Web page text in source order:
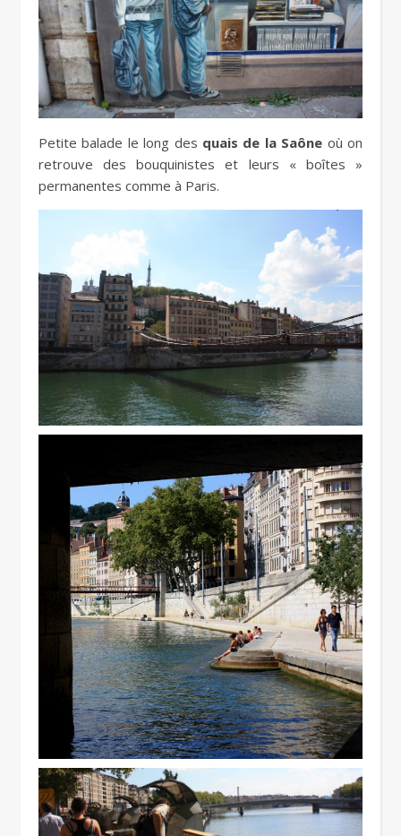
Petite balade le long des quais de la Saône où on
retrouve des bouquinistes et leurs « boîtes »
permanentes comme à Paris.